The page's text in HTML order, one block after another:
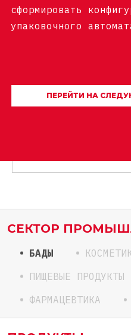
сформировать
упаковочного
ПЕРЕЙТИ НА
СЕКТОР
БАДЫ
ПИЩЕВЫЕ ПРОДУКТЫ
ФАРМАЦЕВТИКА